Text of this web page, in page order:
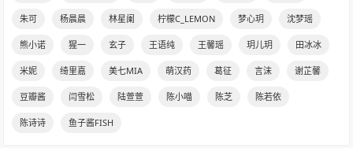
朱可 杨晨晨 林星阑 柠檬C_LEMON 梦心玥 沈梦瑶
熊小诺 猩一 玄子 王语纯 王馨瑶 玥儿玥 田冰冰
米妮 绮里嘉 美七MIA 萌汉药 葛征 言沫 谢芷馨
豆瓣酱 闫雪松 陆萱萱 陈小喵 陈芝 陈若依
陈诗诗 鱼子酱FISH